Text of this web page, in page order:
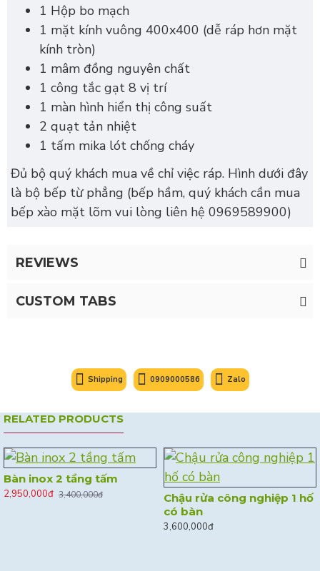
1 Hộp bo mạch
1 mặt kính vuông 400x400 (dễ ráp hơn mặt
kính tròn)
1 mâm đồng nguyên chất
1 công tắc gạt 8 vị trí
1 màn hình hiển thị công suất
2 quạt tản nhiệt
1 tấm mika lót chống cháy
Đủ bộ quý khách mua về chỉ việc ráp. Hình dưới đây
là bộ bếp từ phẳng (bếp hầm, quý khách cần mua
bếp xào mặt lõm vui lòng liên hệ 0969589900)
REVIEWS
CUSTOM TABS
Shipping 0909000586 Zalo
RELATED PRODUCTS
Bàn inox 2 tầng tấm
2,950,000đ 3,400,000đ
Chậu rửa công nghiệp 1 hố
có bàn
3,600,000đ